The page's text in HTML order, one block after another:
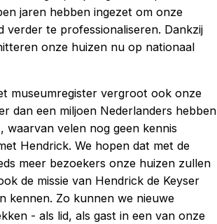
jaren hebben ingezet om onze
verder te professionaliseren. Dankzij
onze huizen nu op nationaal
museumregister vergroot ook onze
dan een miljoen Nederlanders hebben
waarvan velen nog geen kennis
Hendrick. We hopen dat met de
meer bezoekers onze huizen zullen
de missie van Hendrick de Keyser
kennen. Zo kunnen we nieuwe
- als lid, als gast in een van onze